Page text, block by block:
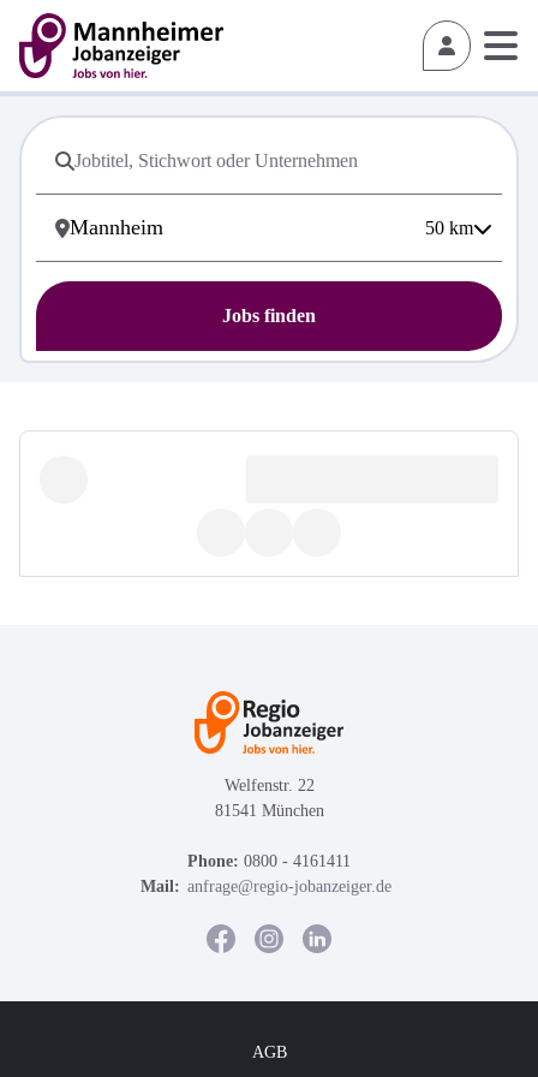
50 km
Jobs finden
Welfenstr. 22
81541 München
Phone: 0800 - 4161411
Mail: anfrage@regio-jobanzeiger.de
AGB